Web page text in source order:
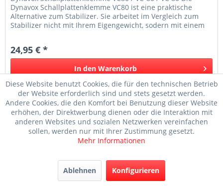
Dynavox Schallplattenklemme VC80 ist eine praktische
Alternative zum Stabilizer. Sie arbeitet im Vergleich zum
Stabilizer nicht mit Ihrem Eigengewicht, sodern mit einem
24,95 € *
In den Warenkorb
Merken
Diese Website benutzt Cookies, die für den technischen Betrieb
der Website erforderlich sind und stets gesetzt werden.
Andere Cookies, die den Komfort bei Benutzung dieser Website
erhöhen, der Direktwerbung dienen oder die Interaktion mit
anderen Websites und sozialen Netzwerken vereinfachen
sollen, werden nur mit Ihrer Zustimmung gesetzt.
Mehr Informationen
Ablehnen Konfigurieren